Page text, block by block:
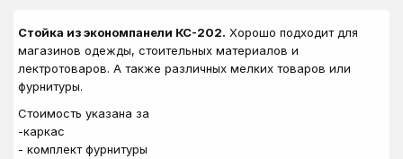
Стойка из экономпанели КС-202. Хорошо подходит для
магазинов одежды, стоительных материалов и
лектротоваров. А также различных мелких товаров или
фурнитуры.
Стоимость указана за
-каркас
- комплект фурнитуры